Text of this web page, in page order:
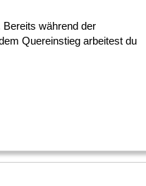
während der
Quereinstieg arbeitest du